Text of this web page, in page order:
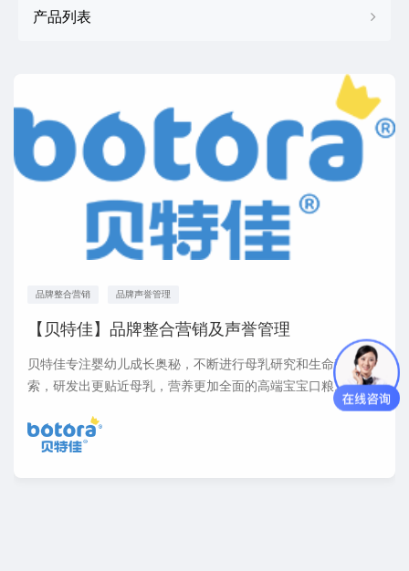
产品列表
品牌整合营销 品牌声誉管理
【贝特佳】品牌整合营销及声誉管理
贝特佳专注婴幼儿成长奥秘，不断进行母乳研究和生命科学探
索，研发出更贴近母乳，营养更加全面的高端宝宝口粮。携手
万千宝爸宝妈，一起挖掘宝宝成长潜力，焕发宝宝“硬核”活力